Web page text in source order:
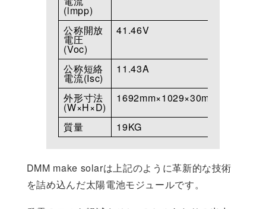
(lmpp)
公称開放
電圧
(Voc)
41.46V
公称短絡
電流(Isc)
11.43A
外形寸法
(W×H×D)
1692mm×1029×30m
質量 19KG
DMM make solarは上記のように革新的な技術
を詰め込んだ太陽電池モジュールです。